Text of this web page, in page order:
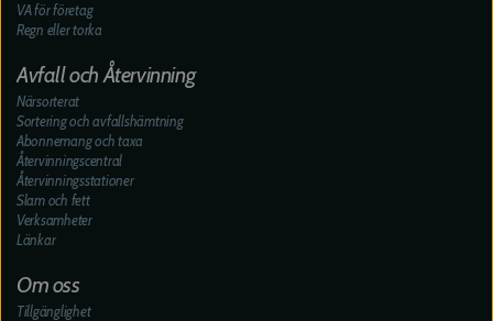
VA för företag
Regn eller torka
Avfall och Återvinning
Närsorterat
Sortering och avfallshämtning
Abonnemang och taxa
Återvinningscentral
Återvinningsstationer
Slam och fett
Verksamheter
Länkar
Om oss
Tillgänglighet